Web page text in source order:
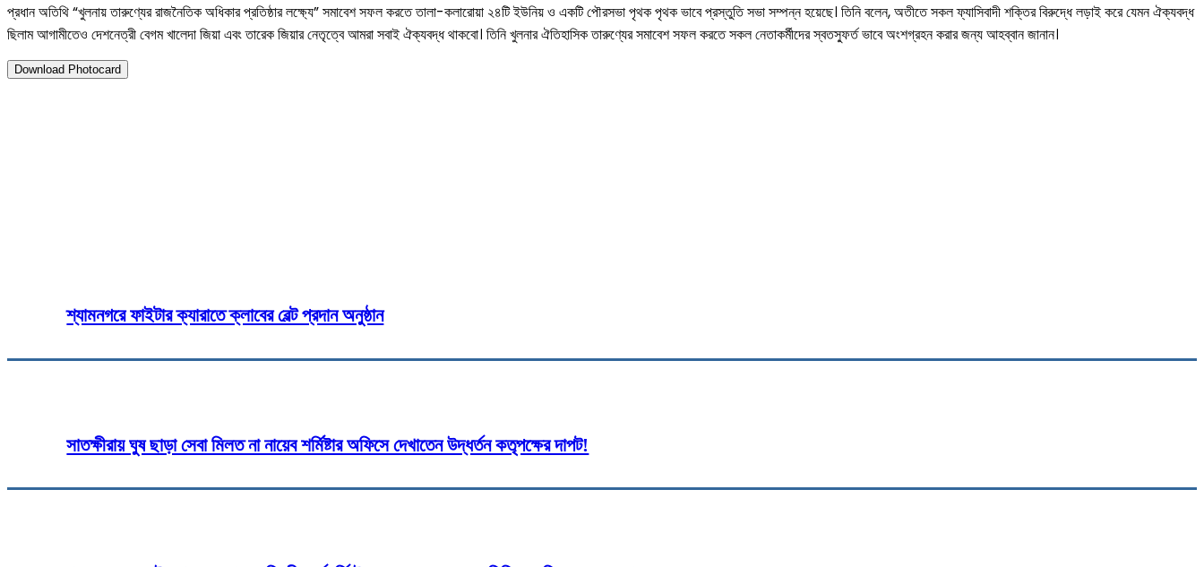
প্রধান অতিথি “খুলনায় তারুণ্যের রাজনৈতিক অধিকার প্রতিষ্ঠার লক্ষ্যে” সমাবেশ সফল করতে তালা-কলারোয়া ২৪টি ইউনিয় ও একটি পৌরসভা পৃথক পৃথক ভাবে প্রস্তুতি সভা সম্পন্ন হয়েছে। তিনি বলেন, অতীতে সকল ফ্যাসিবাদী শক্তির বিরুদ্ধে লড়াই করে যেমন ঐক্যবদ্ধ
ছিলাম আগামীতেও দেশনেত্রী বেগম খালেদা জিয়া এবং তারেক জিয়ার নেতৃত্বে আমরা সবাই ঐক্যবদ্ধ থাকবো। তিনি খুলনার ঐতিহাসিক তারুণ্যের সমাবেশ সফল করতে সকল নেতাকর্মীদের স্বতস্ফুর্ত ভাবে অংশগ্রহন করার জন্য আহব্বান জানান।
Download Photocard
শ্যামনগরে ফাইটার ক্যারাতে ক্লাবের বেল্ট প্রদান অনুষ্ঠান
সাতক্ষীরায় ঘুষ ছাড়া সেবা মিলত না নায়েব শর্মিষ্টার অফিসে দেখাতেন উদ্ধর্তন কতৃপক্ষের দাপট!